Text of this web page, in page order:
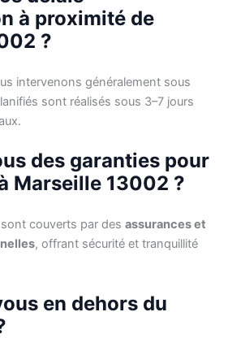
à proximité de
?
intervenons généralement sous
sont réalisés sous 3–7 jours
des garanties pour
Marseille 13002 ?
couverts par des assurances et
, offrant sécurité et tranquillité
en dehors du